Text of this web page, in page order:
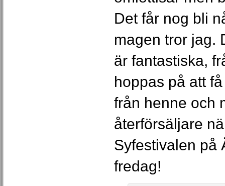
Det får nog bli
magen tror jag.
är fantastiska,
hoppas på att
från henne och
återförsäljare
Syfestivalen på
fredag!